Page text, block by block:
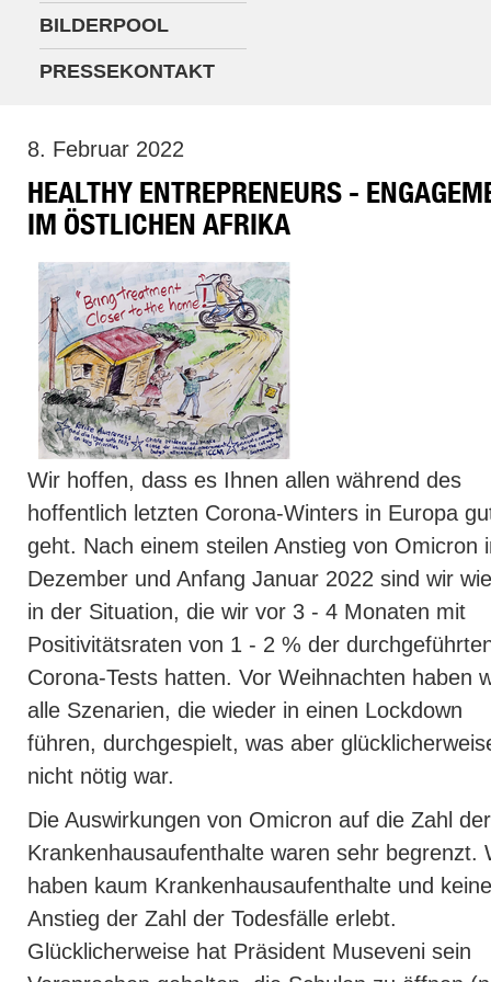
BILDERPOOL
PRESSEKONTAKT
8. Februar 2022
HEALTHY ENTREPRENEURS -
IM ÖSTLICHEN AFRIKA
Wir hoffen, dass es Ihnen allen während des
hoffentlich letzten Corona-Winters in Europa
geht. Nach einem steilen Anstieg von Omicron
Dezember und Anfang Januar 2022 sind wir
in der Situation, die wir vor 3 - 4 Monaten mit
Positivitätsraten von 1 - 2 % der
Corona-Tests hatten. Vor Weihnachten haben
alle Szenarien, die wieder in einen Lockdown
führen, durchgespielt, was aber
nicht nötig war.
Die Auswirkungen von Omicron auf die Zahl der
Krankenhausaufenthalte waren sehr begrenzt.
haben kaum Krankenhausaufenthalte und
Anstieg der Zahl der Todesfälle erlebt.
Glücklicherweise hat Präsident Museveni sein